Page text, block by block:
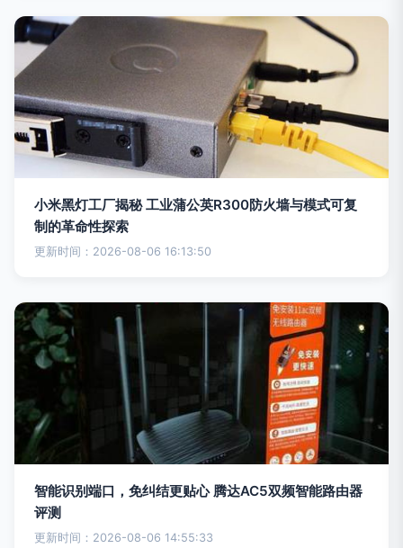
小米黑灯工厂揭秘 工业蒲公英R300防火墙与模式可复
制的革命性探索
更新时间：2026-08-06 16:13:50
智能识别端口，免纠结更贴心 腾达AC5双频智能路由器
评测
更新时间：2026-08-06 14:55:33